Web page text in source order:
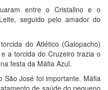
entre o Cristalino e o
seguido pelo amador do
do Atlético (Galopacho)
a torcida do Cruzeiro trazia o
festa da Máfia Azul.
São José foi importante. Máfia
de saúde do pequeno